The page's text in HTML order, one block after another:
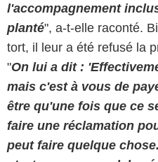
l'accompagnement
planté", a-t-elle raconté.
tort, il leur a été refusé la
"On lui a dit :
mais c'est à vous de
être qu'une fois que ce
faire une réclamation
peut faire quelque